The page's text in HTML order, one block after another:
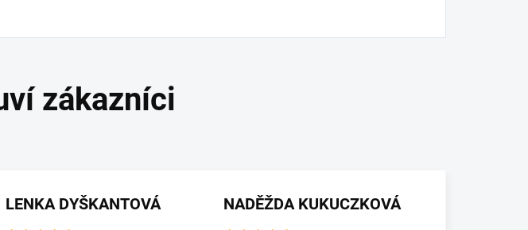
LENKA DYŠKANTOVÁ NADĚŽDA KUKUCZKOVÁ